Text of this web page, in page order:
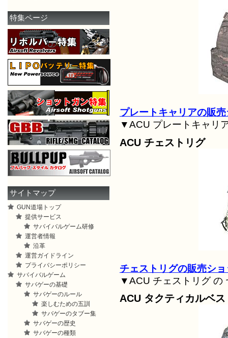
プレートキャリアの販
▼ACU プレートキャリ
ACU チェストリグ
チェストリグの販売シ
▼ACU チェストリグ の
ACU タクティカルベス
特集ページ
サイトマップ
GUN道場トップ
提供サービス
サバイバルゲーム研修
運営者情報
沿革
運営ガイドライン
プライバシーポリシー
サバイバルゲーム
サバゲーの基礎
サバゲーのルール
楽しむための五訓
サバゲーのタブー集
サバゲーの歴史
サバゲーの種類